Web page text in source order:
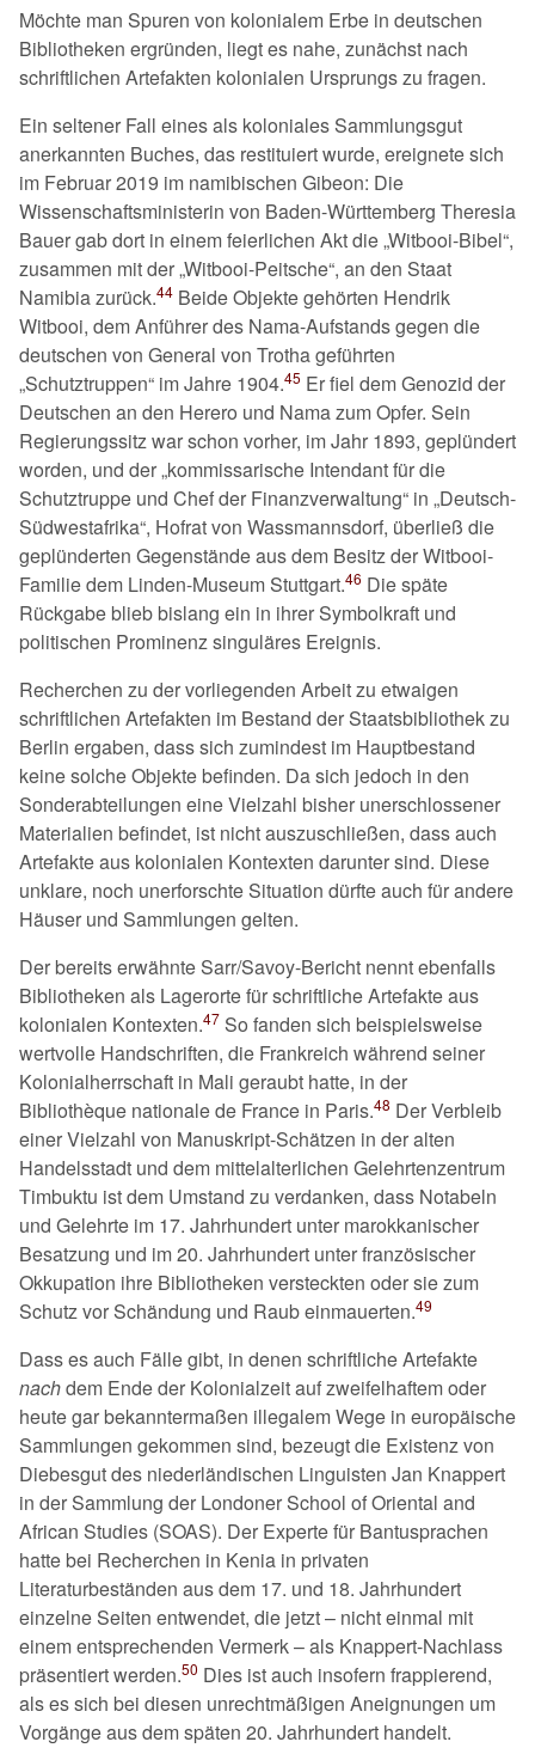
Möchte man Spuren von kolonialem Erbe in deutschen
Bibliotheken ergründen, liegt es nahe, zunächst nach
schriftlichen Artefakten kolonialen Ursprungs zu fragen.
Ein seltener Fall eines als koloniales Sammlungsgut
anerkannten Buches, das restituiert wurde, ereignete sich
im Februar 2019 im namibischen Gibeon: Die
Wissenschaftsministerin von Baden-Württemberg Theresia
Bauer gab dort in einem feierlichen Akt die Witbooi-Bibel ,
zusammen mit der Witbooi-Peitsche , an den Staat
Namibia zurück.44 Beide Objekte gehörten Hendrik
Witbooi, dem Anführer des Nama-Aufstands gegen die
deutschen von General von Trotha geführten
Schutztruppen im Jahre 1904.45 Er fiel dem Genozid der
Deutschen an den Herero und Nama zum Opfer. Sein
Regierungssitz war schon vorher, im Jahr 1893, geplündert
worden, und der kommissarische Intendant für die
Schutztruppe und Chef der Finanzverwaltung in Deutsch-
Südwestafrika , Hofrat von Wassmannsdorf, überließ die
geplünderten Gegenstände aus dem Besitz der Witbooi-
Familie dem Linden-Museum Stuttgart.46 Die späte
Rückgabe blieb bislang ein in ihrer Symbolkraft und
politischen Prominenz singuläres Ereignis.
Recherchen zu der vorliegenden Arbeit zu etwaigen
schriftlichen Artefakten im Bestand der Staatsbibliothek zu
Berlin ergaben, dass sich zumindest im Hauptbestand
keine solche Objekte befinden. Da sich jedoch in den
Sonderabteilungen eine Vielzahl bisher unerschlossener
Materialien befindet, ist nicht auszuschließen, dass auch
Artefakte aus kolonialen Kontexten darunter sind. Diese
unklare, noch unerforschte Situation dürfte auch für andere
Häuser und Sammlungen gelten.
Der bereits erwähnte Sarr/Savoy-Bericht nennt ebenfalls
Bibliotheken als Lagerorte für schriftliche Artefakte aus
kolonialen Kontexten.47 So fanden sich beispielsweise
wertvolle Handschriften, die Frankreich während seiner
Kolonialherrschaft in Mali geraubt hatte, in der
Bibliothèque nationale de France in Paris.48 Der Verbleib
einer Vielzahl von Manuskript-Schätzen in der alten
Handelsstadt und dem mittelalterlichen Gelehrtenzentrum
Timbuktu ist dem Umstand zu verdanken, dass Notabeln
und Gelehrte im 17. Jahrhundert unter marokkanischer
Besatzung und im 20. Jahrhundert unter französischer
Okkupation ihre Bibliotheken versteckten oder sie zum
Schutz vor Schändung und Raub einmauerten.49
Dass es auch Fälle gibt, in denen schriftliche Artefakte
nachdem Ende der Kolonialzeit auf zweifelhaftem oder
heute gar bekanntermaßen illegalem Wege in europäische
Sammlungen gekommen sind, bezeugt die Existenz von
Diebesgut des niederländischen Linguisten Jan Knappert
in der Sammlung der Londoner School of Oriental and
African Studies (SOAS). Der Experte für Bantusprachen
hatte bei Recherchen in Kenia in privaten
Literaturbeständen aus dem 17. und 18. Jahrhundert
einzelne Seiten entwendet, die jetzt – nicht einmal mit
einem entsprechenden Vermerk – als Knappert-Nachlass
präsentiert werden.50 Dies ist auch insofern frappierend,
als es sich bei diesen unrechtmäßigen Aneignungen um
Vorgänge aus dem späten 20. Jahrhundert handelt.